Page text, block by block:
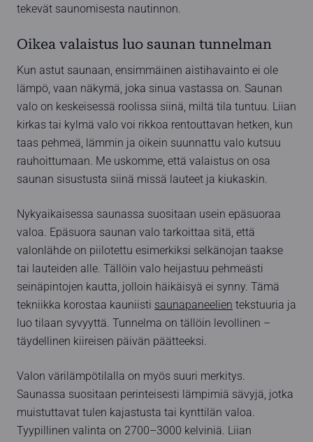
tekevät saunomisesta nautinnon.
Oikea valaistus luo saunan tunnelman
Kun astut saunaan, ensimmäinen aistihavainto ei ole
lämpö, vaan näkymä, joka sinua vastassa on. Saunan
valo on keskeisessä roolissa siinä, miltä tila tuntuu. Liian
kirkas tai kylmä valo voi rikkoa rentouttavan hetken, kun
taas pehmeä, lämmin ja oikein suunnattu valo kutsuu
rauhoittumaan. Me uskomme, että valaistus on osa
saunan sisustusta siinä missä lauteet ja kiukaskin.
Nykyaikaisessa saunassa suositaan usein epäsuoraa
valoa. Epäsuora saunan valo tarkoittaa sitä, että
valonlähde on piilotettu esimerkiksi selkänojan taakse
tai lauteiden alle. Tällöin valo heijastuu pehmeästi
seinäpintojen kautta, jolloin häikäisyä ei synny. Tämä
tekniikka korostaa kauniisti saunapaneelien tekstuuria ja
luo tilaan syvyyttä. Tunnelma on tällöin levollinen –
täydellinen kiireisen päivän päätteeksi.
Valon värilämpötilalla on myös suuri merkitys.
Saunassa suositaan perinteisesti lämpimiä sävyjä, jotka
muistuttavat tulen kajastusta tai kynttilän valoa.
Tyypillinen valinta on 2700–3000 kelviniä. Liian